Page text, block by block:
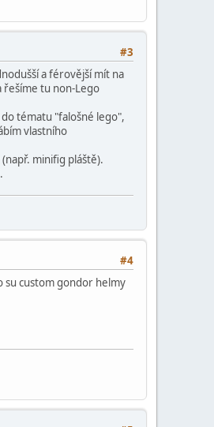
#3
a férovější mít na
řešíme tu non-Lego
tématu "falošné lego",
vlastního
minifig pláště).
#4
su custom gondor helmy